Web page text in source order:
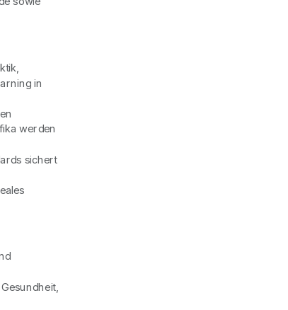
in
werden
sichert